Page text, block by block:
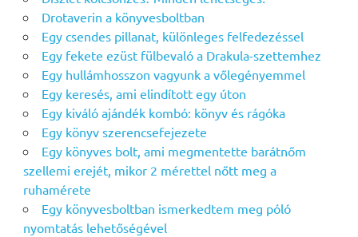
Drotaverin a könyvesboltban
Egy csendes pillanat, különleges felfedezéssel
Egy fekete ezüst fülbevaló a Drakula-szettemhez
Egy hullámhosszon vagyunk a vőlegényemmel
Egy keresés, ami elindított egy úton
Egy kiváló ajándék kombó: könyv és rágóka
Egy könyv szerencsefejezete
Egy könyves bolt, ami megmentette barátnőm
szellemi erejét, mikor 2 mérettel nőtt meg a
ruhamérete
Egy könyvesboltban ismerkedtem meg póló
nyomtatás lehetőségével